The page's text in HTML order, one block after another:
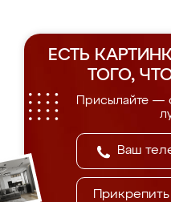
ЕСТЬ
ТОГО,
Присылайте —